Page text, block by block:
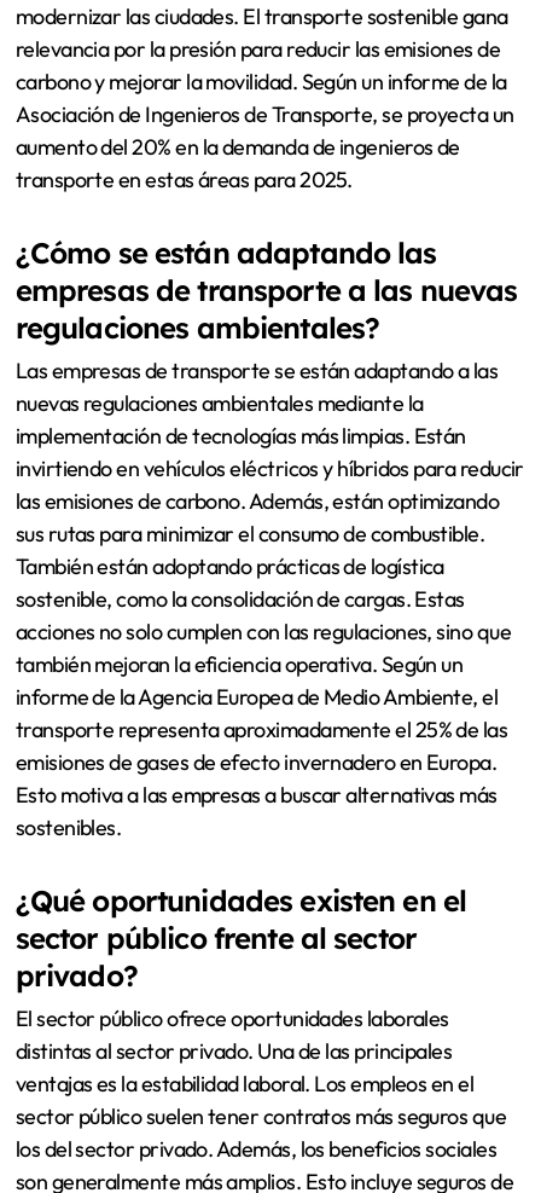
modernizar las ciudades. El transporte sostenible gana
relevancia por la presión para reducir las emisiones de
carbono y mejorar la movilidad. Según un informe de la
Asociación de Ingenieros de Transporte, se proyecta un
aumento del 20% en la demanda de ingenieros de
transporte en estas áreas para 2025.
¿Cómo se están adaptando las
empresas de transporte a las nuevas
regulaciones ambientales?
Las empresas de transporte se están adaptando a las
nuevas regulaciones ambientales mediante la
implementación de tecnologías más limpias. Están
invirtiendo en vehículos eléctricos y híbridos para reducir
las emisiones de carbono. Además, están optimizando
sus rutas para minimizar el consumo de combustible.
También están adoptando prácticas de logística
sostenible, como la consolidación de cargas. Estas
acciones no solo cumplen con las regulaciones, sino que
también mejoran la eficiencia operativa. Según un
informe de la Agencia Europea de Medio Ambiente, el
transporte representa aproximadamente el 25% de las
emisiones de gases de efecto invernadero en Europa.
Esto motiva a las empresas a buscar alternativas más
sostenibles.
¿Qué oportunidades existen en el
sector público frente al sector
privado?
El sector público ofrece oportunidades laborales
distintas al sector privado. Una de las principales
ventajas es la estabilidad laboral. Los empleos en el
sector público suelen tener contratos más seguros que
los del sector privado. Además, los beneficios sociales
son generalmente más amplios. Esto incluye seguros de